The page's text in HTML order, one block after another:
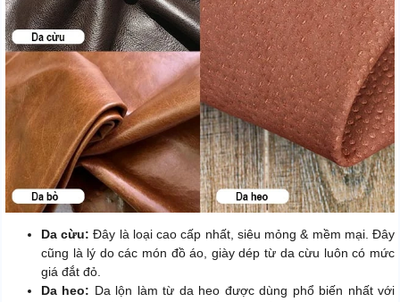
Da cừu: Đây là loại cao cấp nhất, siêu mỏng & mềm mại. Đây
cũng là lý do các món đồ áo, giày dép từ da cừu luôn có mức
giá đắt đỏ.
Da heo: Da lộn làm từ da heo được dùng phổ biến nhất với